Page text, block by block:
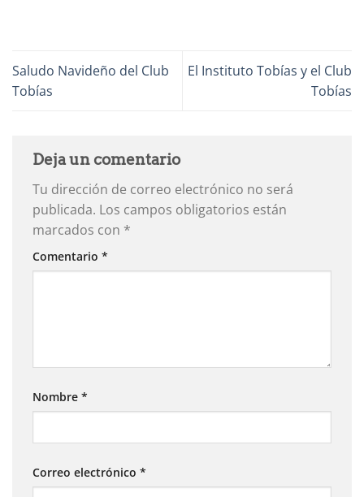
Saludo Navideño del Club
Tobías
El Instituto Tobías y el Club
Tobías
Deja un comentario
Tu dirección de correo electrónico no será
publicada. Los campos obligatorios están
marcados con *
Comentario *
Nombre *
Correo electrónico *